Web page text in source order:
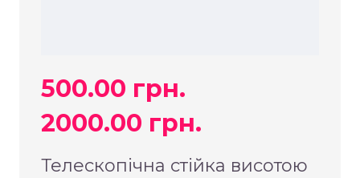
500.00 грн.
2000.00 грн.
Телескопічна стійка висотою